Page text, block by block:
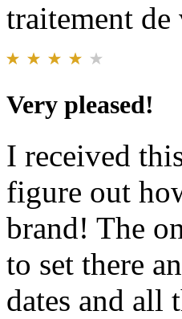
traitement
Very pleased!
I received
figure out
brand! The
to set there
dates and all